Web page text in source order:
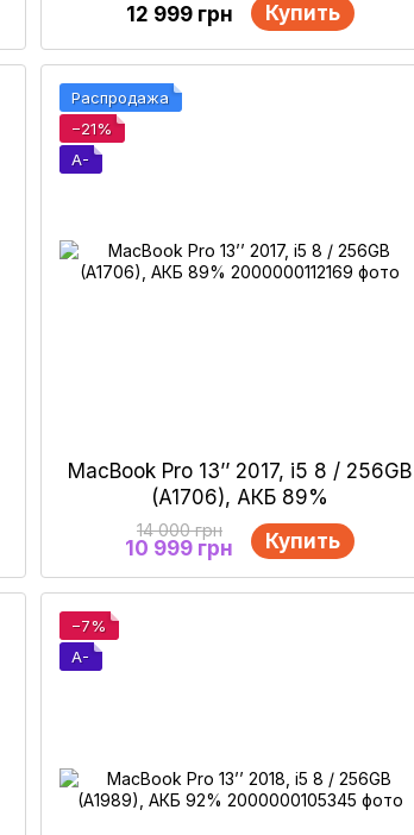
12 999 грн
Купить
Распродажа
−21%
A-
MacBook Pro 13’’ 2017, i5 8 / 256GB
(A1706), АКБ 89%
14 000 грн
10 999 грн Купить
−7%
A-